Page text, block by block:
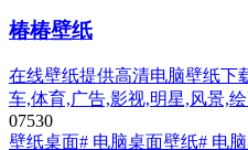
椿椿壁纸
在线壁纸提供高清电脑壁纸下
车,体育,广告,影视,明星,风景,
07530
壁纸桌面# 电脑桌面壁纸# 电